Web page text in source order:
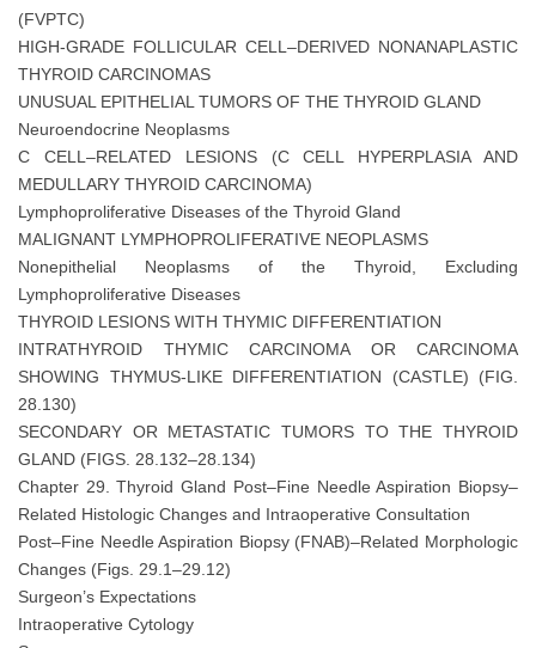
(FVPTC)
HIGH-GRADE FOLLICULAR CELL–DERIVED NONANAPLASTIC
THYROID CARCINOMAS
UNUSUAL EPITHELIAL TUMORS OF THE THYROID GLAND
Neuroendocrine Neoplasms
C CELL–RELATED LESIONS (C CELL HYPERPLASIA AND
MEDULLARY THYROID CARCINOMA)
Lymphoproliferative Diseases of the Thyroid Gland
MALIGNANT LYMPHOPROLIFERATIVE NEOPLASMS
Nonepithelial Neoplasms of the Thyroid, Excluding
Lymphoproliferative Diseases
THYROID LESIONS WITH THYMIC DIFFERENTIATION
INTRATHYROID THYMIC CARCINOMA OR CARCINOMA
SHOWING THYMUS-LIKE DIFFERENTIATION (CASTLE) (FIG.
28.130)
SECONDARY OR METASTATIC TUMORS TO THE THYROID
GLAND (FIGS. 28.132–28.134)
Chapter 29. Thyroid Gland Post–Fine Needle Aspiration Biopsy–
Related Histologic Changes and Intraoperative Consultation
Post–Fine Needle Aspiration Biopsy (FNAB)–Related Morphologic
Changes (Figs. 29.1–29.12)
Surgeon’s Expectations
Intraoperative Cytology